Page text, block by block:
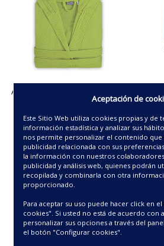
ALBORNOZ CON CAPUCHA -
42.25€
Aceptación de
Este Sitio Web utiliza cookies propias y de
información estadística y analizar sus
nos permite personalizar el contenido
publicidad relacionada con sus
la información con nuestros
publicidad y análisis web, quienes podrán
recopilada y combinarla con otra
proporcionado.
Para aceptar su uso puede hacer click en
cookies". Si usted no está de acuerdo con
personalizar sus opciones a través del
el botón "Configurar cookies".